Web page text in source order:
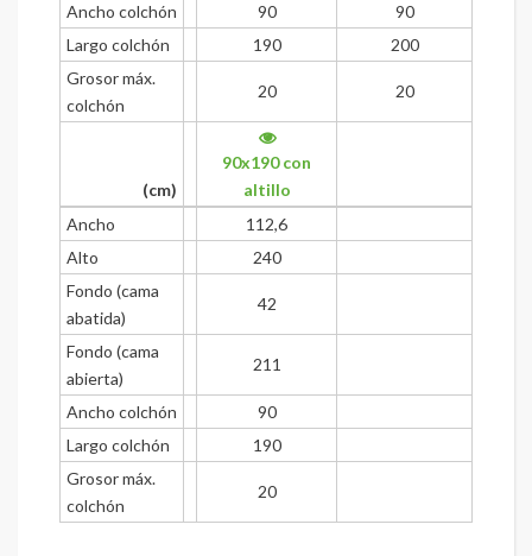
Ancho colchón 90
90
Largo colchón
190
200
Grosor máx.
colchón
20 20
(cm)
90x190 con
altillo
Ancho
112,6
Alto
240
Fondo (cama
abatida)
42
Fondo (cama
abierta)
211
Ancho colchón
90
Largo colchón
190
Grosor máx.
colchón
20